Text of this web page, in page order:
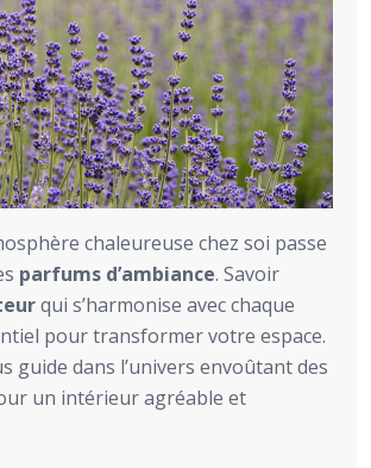
chaleureuse chez soi passe
parfums d’ambiance. Savoir
qui s’harmonise avec chaque
pour transformer votre espace.
guide dans l’univers envoûtant des
un intérieur agréable et